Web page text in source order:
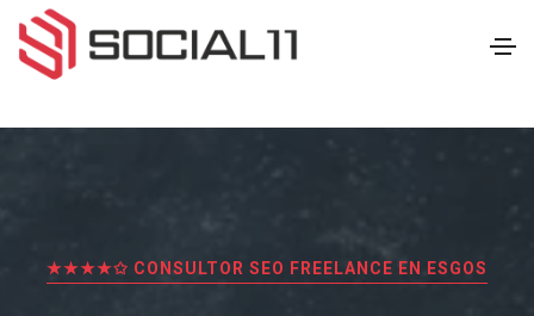
★★★★✩ CONSULTOR SEO FREELANCE EN ESGOS